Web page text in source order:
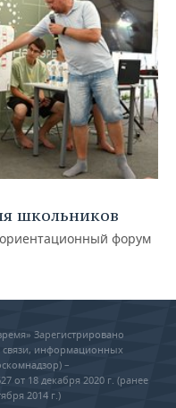
школьников
форум
Зарегистрировано
связи, информационных
–
от 18 декабря 2020 г. (ранее
2014 г.)